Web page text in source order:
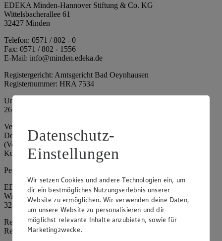
EDEKA Minden-Hannover Stiftung & Co. KG
Wittelsbacherallee 61
32427 Minden
Telefon: 0571 / 802 - 0
Fax: 0571 / 802 - 1556
E-Mail: info@minden.edeka.de
Registergericht: Amtsgericht Bad Oeynhausen
Registernummer: HRA 7534
Umsatzsteuer-Identifikationsnummer gem. § 27a UStG: DE
266067317
Vertretungsberechtigte: Mark Rosenkranz (Sprecher), Eileen
Dominique Klingsiek (Vorstandsmitglied), Ulf-U. Plath
(Vorstandsmitglied), Stephan Wohler (Vorstandsmitglied), Marc
Kuhlmann (Aufsichtsratsvorsitzender)
Persönlich haftende Gesellschafterin:
EDEKA Minden-Hannover Holding GmbH
Wittelsbacherallee 61
32427 Minden
Registergericht: Amtsgericht Bad Oeynhausen
Registernummer: HRB 4086
Datenschutz-
Einstellungen
Wir setzen Cookies und andere Technologien ein, um
dir ein bestmögliches Nutzungserlebnis unserer
Website zu ermöglichen. Wir verwenden deine Daten,
um unsere Website zu personalisieren und dir
möglichst relevante Inhalte anzubieten, sowie für
Marketingzwecke.